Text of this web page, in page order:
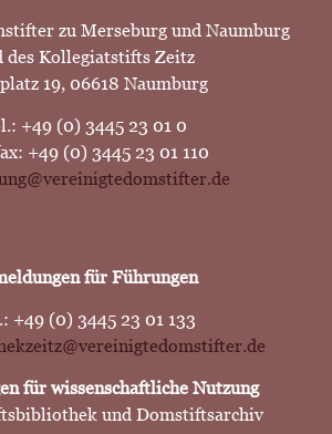
zu Merseburg und Naumburg
des Kollegiatstifts Zeitz
19, 06618 Naumburg
+49 (0) 3445 23 01 0
+49 (0) 3445 23 01 110
für Führungen
+49 (0) 3445 23 01 133
für wissenschaftliche Nutzung
und Domstiftsarchiv